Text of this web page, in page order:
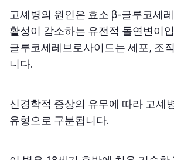
고셰병의 원인은 효소 β-글루코세
활성이 감소하는 유전적 돌연변이
글루코세레브로사이드는 세포, 조
니다.
신경학적 증상의 유무에 따라 고셰
유형으로 구분됩니다.